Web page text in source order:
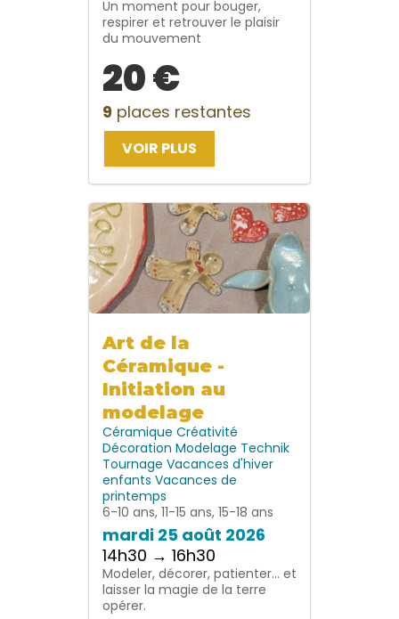
Un moment pour bouger,
respirer et retrouver le plaisir
du mouvement
20 €
9 places restantes
VOIR PLUS
Art de la
Céramique -
Initiation au
modelage
Céramique Créativité
Décoration Modelage Technik
Tournage Vacances d'hiver
enfants Vacances de
printemps
6-10 ans, 11-15 ans, 15-18 ans
mardi 25 août 2026
14h30 → 16h30
Modeler, décorer, patienter… et
laisser la magie de la terre
opérer.